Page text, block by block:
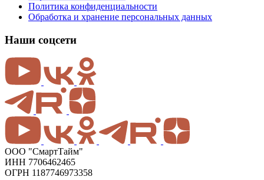
Политика конфиденциальности
Обработка и хранение персональных данных
Наши соцсети
ООО "СмартТайм"
ИНН 7706462465
ОГРН 1187746973358